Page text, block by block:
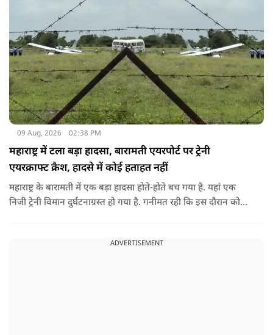
09 Aug, 2026 02:38 PM
महाराष्ट्र में टला बड़ा हादसा, बारामती एयरपोर्ट पर ट्रेनी
एयरक्राफ्ट क्रैश, हादसे में कोई हताहत नहीं
महाराष्ट्र के बारामती में एक बड़ा हादसा होते-होते बच गया है. यहां एक
निजी ट्रेनी विमान दुर्घटनाग्रस्त हो गया है. गनीमत रही कि इस दौरान कोई
ADVERTISEMENT